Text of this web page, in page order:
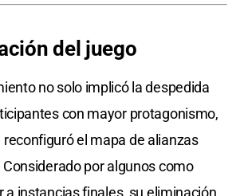
del juego
no solo implicó la despedida
con mayor protagonismo,
el mapa de alianzas
por algunos como
a instancias finales, su eliminación